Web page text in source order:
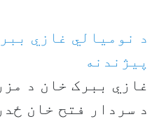
د نومیالي غازي
پیژندنه
غازي ببرک خان د